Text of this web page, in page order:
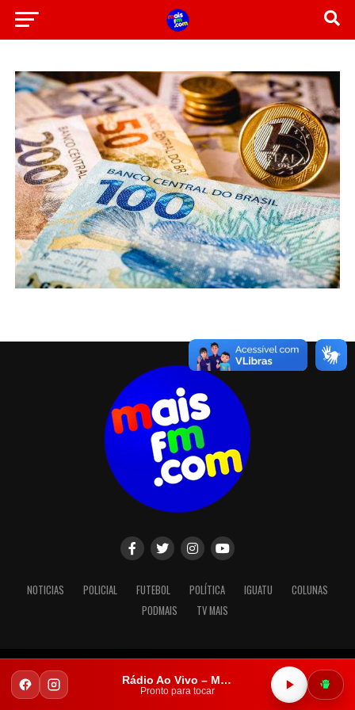
NOTICIAS POLICIAL FUTEBOL POLÍTICA IGUATU
COLUNAS
PODMAIS
TV MAIS
Copyright © 2023. Todos os direitos reservados.
Rádio Ao Vivo – Mais FM Iguatu
Pronto para tocar